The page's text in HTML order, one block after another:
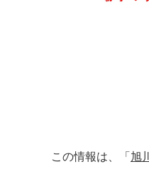
この情報は、「 旭